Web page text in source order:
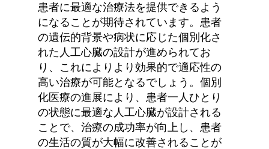
患者に最適な治療法を提供できるよう
になることが期待されています。患者
の遺伝的背景や病状に応じた個別化さ
れた人工心臓の設計が進められてお
り、これによりより効果的で適応性の
高い治療が可能となるでしょう。個別
化医療の進展により、患者一人ひとり
の状態に最適な人工心臓が設計される
ことで、治療の成功率が向上し、患者
の生活の質が大幅に改善されることが